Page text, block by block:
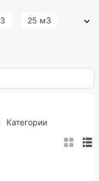
25 м3
м3 75 м3
ПНД
Категории